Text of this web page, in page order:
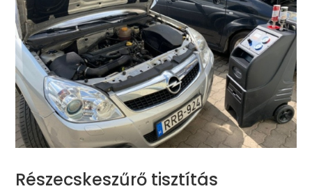
Részecskeszűrő tisztítás